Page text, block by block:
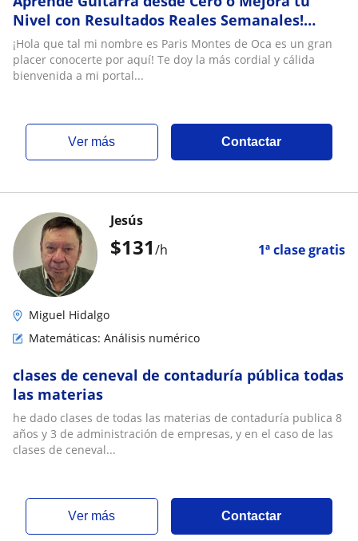
Nivel con Resultados Reales Semanales!
Clases de Guitarra Presenciales en Lindavista
CDMX
¡Hola que tal mi nombre es Paris Montes de Oca es un gran
placer conocerte por aquí! Te doy la más cordial y cálida
bienvenida a mi portal...
ver más Contactar
$131/h 1ª clase gratis
Jesús
Miguel Hidalgo
Matemáticas: Análisis numérico
clases de ceneval de contaduría pública todas
las materias
he dado clases de todas las materias de contaduría publica 8
años y 3 de administración de empresas, y en el caso de las
clases de ceneval...
ver más Contactar